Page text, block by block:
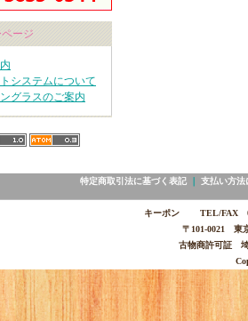
ージ
システムについて
グラスのご案内
特定商取引法に基づく表記｜ 支払い方法
キーポン TEL/FAX
〒101-0021 東
古物商許可証